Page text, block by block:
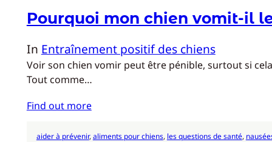
Pourquoi mon chien vomit-il
In Entraînement positif des chiens
Voir son chien vomir peut être pénible, surtout si
Tout comme…
Find out more
aider à prévenir, aliments pour chiens, les questions de santé,